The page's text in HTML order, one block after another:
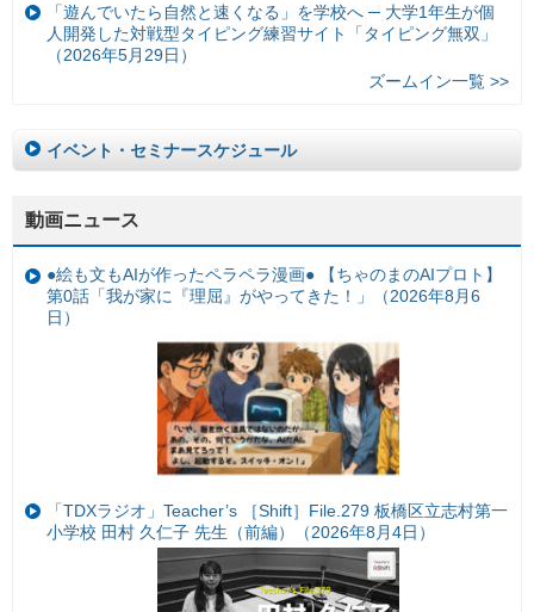
「遊んでいたら自然と速くなる」を学校へ ─ 大学1年生が個
人開発した対戦型タイピング練習サイト「タイピング無双」
（2026年5月29日）
ズームイン一覧 >>
イベント・セミナースケジュール
動画ニュース
●絵も文もAIが作ったペラペラ漫画● 【ちゃのまのAIプロト】
第0話「我が家に『理屈』がやってきた！」（2026年8月6
日）
「TDXラジオ」Teacher’s ［Shift］File.279 板橋区立志村第一
小学校 田村 久仁子 先生（前編）（2026年8月4日）